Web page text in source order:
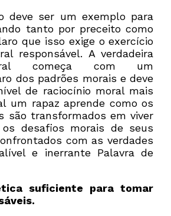
deve ser um exemplo para
tanto por preceito como
que isso exige o exercício
responsável. A verdadeira
começa com um
dos padrões morais e deve
de raciocínio moral mais
um rapaz aprende como os
são transformados em viver
desafios morais de seus
com as verdades
e inerrante Palavra de
suficiente para tomar